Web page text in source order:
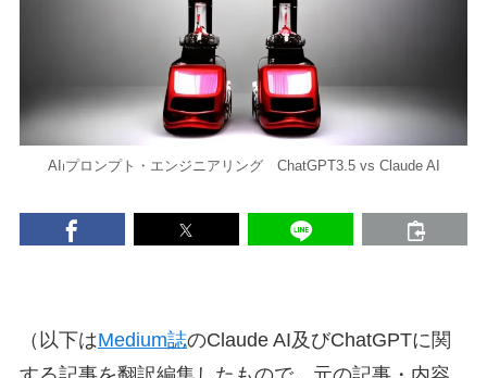
AI⏐プロンプト・エンジニアリング ChatGPT3.5 vs Claude AI
（以下はMedium誌のClaude AI及びChatGPTに関